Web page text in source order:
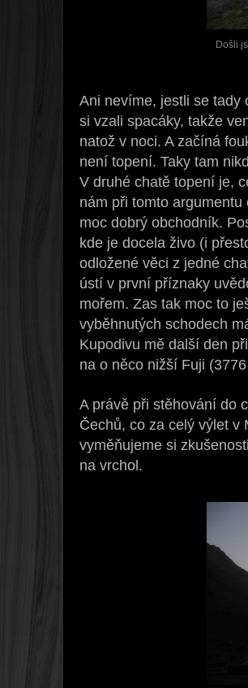
Došli
Ani nevíme, jestli se tady
si vzali spacáky, takže
natož v noci. A začíná
není topení. Taky tam
V druhé chatě topení je,
nám při tomto argumentu
moc dobrý obchodník.
kde je docela živo (i
odložené věci z jedné
ústí v první příznaky
mořem. Zas tak moc to
vyběhnutých schodech
Kupodivu mě další den
na o něco nižší Fuji
A právě při stěhování do
Čechů, co za celý výlet v
vyměňujeme si
na vrchol.